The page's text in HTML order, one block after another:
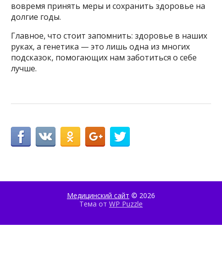
вовремя принять меры и сохранить здоровье на
долгие годы.
Главное, что стоит запомнить: здоровье в наших
руках, а генетика — это лишь одна из многих
подсказок, помогающих нам заботиться о себе
лучше.
Медицинский сайт © 2026
Тема от WP Puzzle